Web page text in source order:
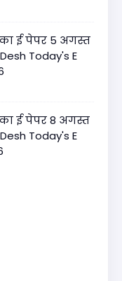
ई पेपर 5 अगस्त
Today's E
ई पेपर 8 अगस्त
Today's E